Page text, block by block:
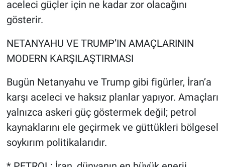
aceleci güçler için ne kadar zor olacağını
gösterir.
NETANYAHU VE TRUMP’IN AMAÇLARININ
MODERN KARŞILAŞTIRMASI
Bugün Netanyahu ve Trump gibi figürler, İran’a
karşı aceleci ve haksız planlar yapıyor. Amaçları
yalnızca askeri güç göstermek değil; petrol
kaynaklarını ele geçirmek ve güttükleri bölgesel
soykırım politikalarıdır.